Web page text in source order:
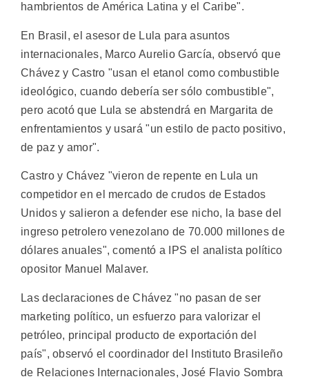
hambrientos de América Latina y el Caribe".
En Brasil, el asesor de Lula para asuntos
internacionales, Marco Aurelio García, observó que
Chávez y Castro "usan el etanol como combustible
ideológico, cuando debería ser sólo combustible",
pero acotó que Lula se abstendrá en Margarita de
enfrentamientos y usará "un estilo de pacto positivo,
de paz y amor".
Castro y Chávez "vieron de repente en Lula un
competidor en el mercado de crudos de Estados
Unidos y salieron a defender ese nicho, la base del
ingreso petrolero venezolano de 70.000 millones de
dólares anuales", comentó a IPS el analista político
opositor Manuel Malaver.
Las declaraciones de Chávez "no pasan de ser
marketing político, un esfuerzo para valorizar el
petróleo, principal producto de exportación del
país", observó el coordinador del Instituto Brasileño
de Relaciones Internacionales, José Flavio Sombra